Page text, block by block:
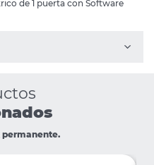
de 1 puerta con Software
permanente.